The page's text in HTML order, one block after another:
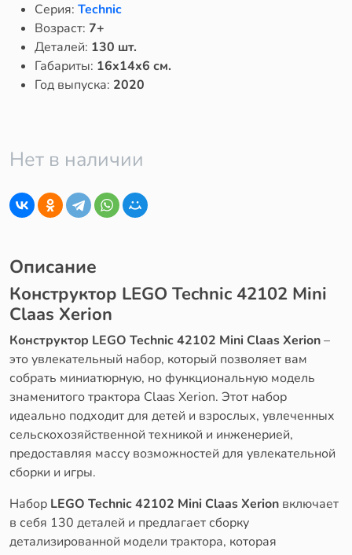
Серия: Technic
Возраст: 7+
Деталей: 130 шт.
Габариты: 16x14x6 см.
Год выпуска: 2020
Нет в наличии
Описание
Конструктор LEGO Technic 42102 Mini
Claas Xerion
Конструктор LEGO Technic 42102 Mini Claas Xerion–
это увлекательный набор, который позволяет вам
собрать миниатюрную, но функциональную модель
знаменитого трактора Claas Xerion. Этот набор
идеально подходит для детей и взрослых, увлеченных
сельскохозяйственной техникой и инженерией,
предоставляя массу возможностей для увлекательной
сборки и игры.
Набор LEGO Technic 42102 Mini Claas Xerion включает
в себя 130 деталей и предлагает сборку
детализированной модели трактора, которая